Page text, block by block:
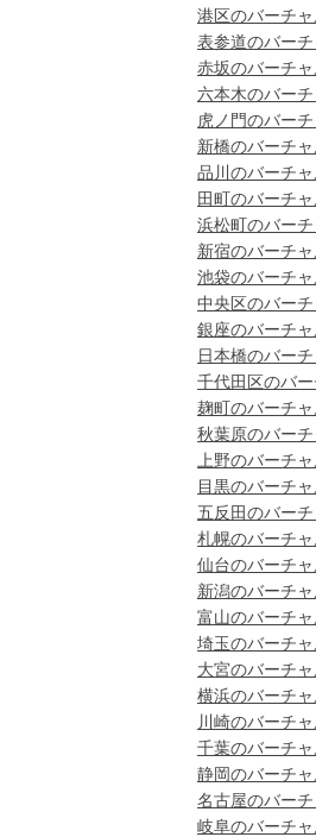
港区のバーチ
表参道のバー
赤坂のバーチ
六本木のバー
虎ノ門のバー
新橋のバーチ
品川のバーチ
田町のバーチ
浜松町のバー
新宿のバーチ
池袋のバーチ
中央区のバー
銀座のバーチ
日本橋のバー
千代田区のバ
麹町のバーチ
秋葉原のバー
上野のバーチ
目黒のバーチ
五反田のバー
札幌のバーチ
仙台のバーチ
新潟のバーチ
富山のバーチ
埼玉のバーチ
大宮のバーチ
横浜のバーチ
川崎のバーチ
千葉のバーチ
静岡のバーチ
名古屋のバー
岐阜のバーチ